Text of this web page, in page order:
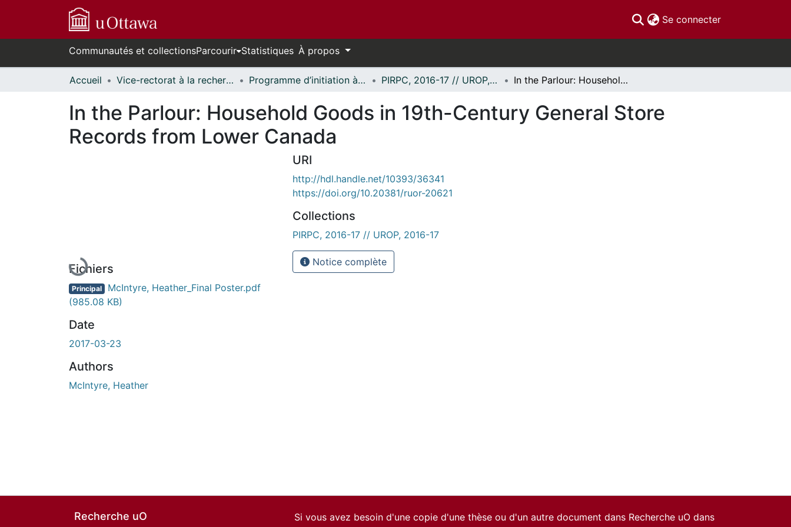
Se connecter(current)
Communautés et collectionsParcourir Statistiques À propos
Accueil Vice-rectorat à la recherche // Office of the V-P, Research Programme d’initiation à la recherche au premier cycle (PIRPC) // Undergraduate Research Opportunity Program (UROP) PIRPC, 2016-17 // UROP, 2016-17 In the Parlour: Household Goods in 19th-Century General Store Records from Lower Canada
In the Parlour: Household Goods in 19th-Century General Store
Records from Lower Canada
En cours de chargement...
Fichiers
Principal McIntyre, Heather_Final Poster.pdf
(985.08 KB)
Date
2017-03-23
Authors
McIntyre, Heather
URI
http://hdl.handle.net/10393/36341
https://doi.org/10.20381/ruor-20621
Collections
PIRPC, 2016-17 // UROP, 2016-17
Notice complète
Recherche uO
Si vous avez besoin d'une copie d'une thèse ou d'un autre document dans Recherche uO dans